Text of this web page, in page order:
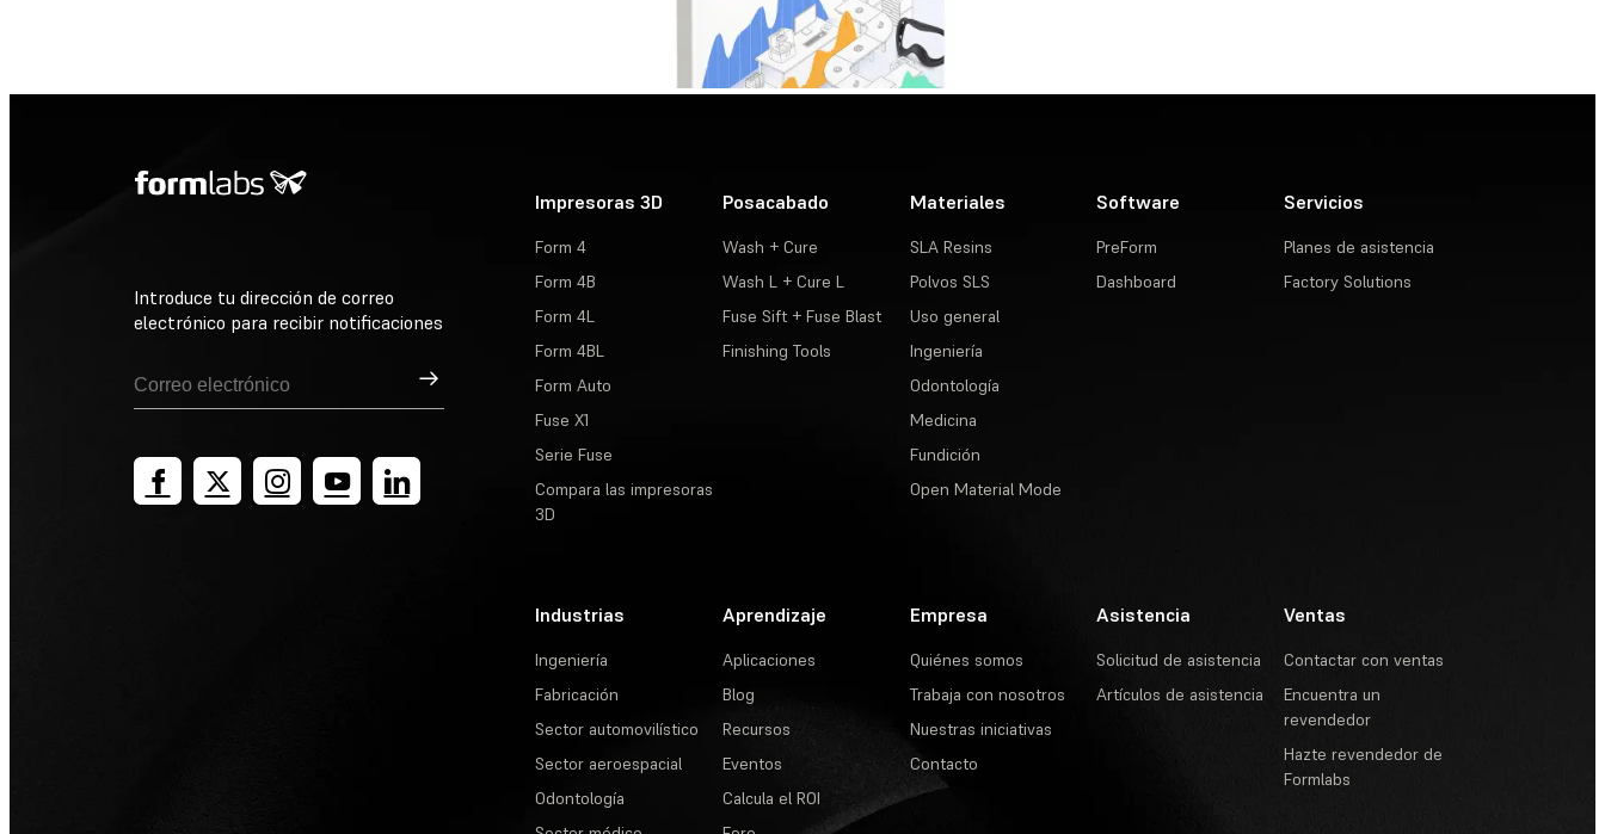
Introduce tu dirección de correo
electrónico para recibir notificaciones
Suscribirse
Impresoras 3D
Form 4
Form 4B
Form 4L
Form 4BL
Form Auto
Fuse X1
Serie Fuse
Compara las impresoras
3D
Posacabado
Wash + Cure
Wash L + Cure L
Fuse Sift + Fuse Blast
Finishing Tools
Materiales
SLA Resins
Polvos SLS
Uso general
Ingeniería
Odontología
Medicina
Fundición
Open Material Mode
Software
PreForm
Dashboard
Servicios
Planes de asistencia
Factory Solutions
Industrias
Ingeniería
Fabricación
Sector automovilístico
Sector aeroespacial
Odontología
Aprendizaje
Aplicaciones
Blog
Recursos
Eventos
Calcula el ROI
Empresa
Quiénes somos
Trabaja con nosotros
Nuestras iniciativas
Contacto
Asistencia
Solicitud de asistencia
Artículos de asistencia
Ventas
Contactar con ventas
Encuentra un
revendedor
Hazte revendedor de
Formlabs